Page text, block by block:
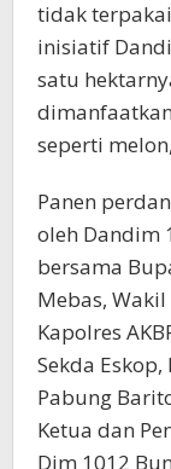
tidak
inisiatif
satu
seperti
Panen
oleh Dandim
bersama
Mebas,
Kapolres
Sekda
Pabung
Ketua dan
Dim 1012